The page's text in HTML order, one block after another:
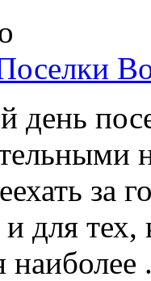
день
за
для
наиболее